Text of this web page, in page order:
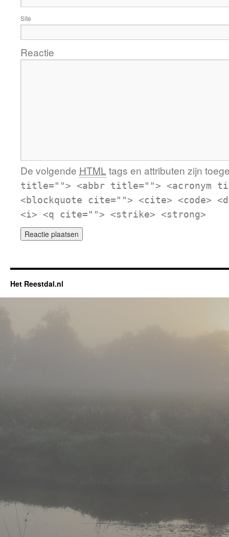
Site
Reactie
De volgende HTML tags en attributen zijn
title=""> <abbr title=""> <acronym
<blockquote cite=""> <cite> <code>
<i> <q cite=""> <strike> <strong>
Het Reestdal.nl